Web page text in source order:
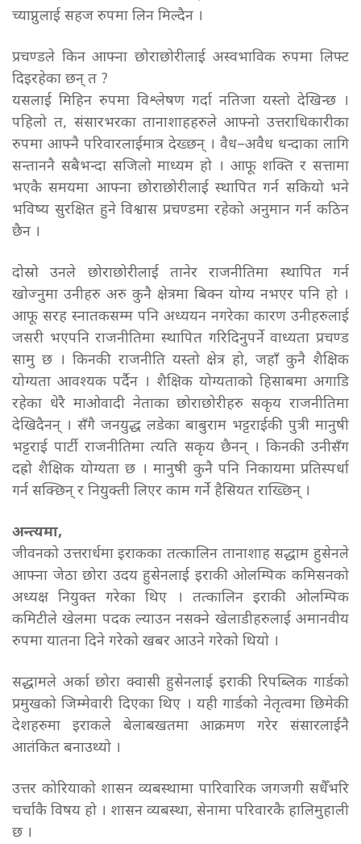
च्याप्नुलाई सहज रुपमा लिन मिल्दैन ।
प्रचण्डले किन आफ्ना छोराछोरीलाई अस्वभाविक रुपमा लिफ्ट
दिइरहेका छन् त ?
यसलाई मिहिन रुपमा विश्लेषण गर्दा नतिजा यस्तो देखिन्छ ।
पहिलो त, संसारभरका तानाशाहहरुले आफ्नो उत्तराधिकारीका
रुपमा आफ्नै परिवारलाईमात्र देख्छन् । वैध–अवैध धन्दाका लागि
सन्ताननै सबैभन्दा सजिलो माध्यम हो । आफू शक्ति र सत्तामा
भएकै समयमा आफ्ना छोराछोरीलाई स्थापित गर्न सकियो भने
भविष्य सुरक्षित हुने विश्वास प्रचण्डमा रहेको अनुमान गर्न कठिन
छैन ।
दोस्रो उनले छोराछोरीलाई तानेर राजनीतिमा स्थापित गर्न
खोज्नुमा उनीहरु अरु कुनै क्षेत्रमा बिक्न योग्य नभएर पनि हो ।
आफू सरह स्नातकसम्म पनि अध्ययन नगरेका कारण उनीहरुलाई
जसरी भएपनि राजनीतिमा स्थापित गरिदिनुपर्ने वाध्यता प्रचण्ड
सामु छ । किनकी राजनीति यस्तो क्षेत्र हो, जहाँ कुनै शैक्षिक
योग्यता आवश्यक पर्दैन । शैक्षिक योग्यताको हिसाबमा अगाडि
रहेका धेरै माओवादी नेताका छोराछोरीहरु सकृय राजनीतिमा
देखिदैनन् । सँगै जनयुद्ध लडेका बाबुराम भट्टराईकी पुत्री मानुषी
भट्टराई पार्टी राजनीतिमा त्यति सकृय छैनन् । किनकी उनीसँग
दह्रो शैक्षिक योग्यता छ । मानुषी कुनै पनि निकायमा प्रतिस्पर्धा
गर्न सक्छिन् र नियुक्ती लिएर काम गर्ने हैसियत राख्छिन् ।
अन्त्यमा,
जीवनको उत्तरार्धमा इराकका तत्कालिन तानाशाह सद्धाम हुसेनले
आफ्ना जेठा छोरा उदय हुसेनलाई इराकी ओलम्पिक कमिसनको
अध्यक्ष नियुक्त गरेका थिए । तत्कालिन इराकी ओलम्पिक
कमिटीले खेलमा पदक ल्याउन नसक्ने खेलाडीहरुलाई अमानवीय
रुपमा यातना दिने गरेको खबर आउने गरेको थियो ।
सद्धामले अर्का छोरा क्वासी हुसेनलाई इराकी रिपब्लिक गार्डको
प्रमुखको जिम्मेवारी दिएका थिए । यही गार्डको नेतृत्वमा छिमेकी
देशहरुमा इराकले बेलाबखतमा आक्रमण गरेर संसारलाईनै
आतंकित बनाउथ्यो ।
उत्तर कोरियाको शासन व्यबस्थामा पारिवारिक जगजगी सधैँभरि
चर्चाकै विषय हो । शासन व्यबस्था, सेनामा परिवारकै हालिमुहाली
छ ।